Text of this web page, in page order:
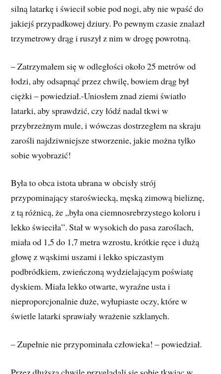
silną latarkę i świecił sobie pod nogi, aby nie wpaść do
jakiejś przypadkowej dziury. Po pewnym czasie znalazł
trzymetrowy drąg i ruszył z nim w drogę powrotną.
– Zatrzymałem się w odległości około 25 metrów od
łodzi, aby odsapnąć przez chwilę, bowiem drąg był
ciężki – powiedział.-Uniosłem znad ziemi światło
latarki, aby sprawdzić, czy łódź nadal tkwi w
przybrzeżnym mule, i wówczas dostrzegłem na skraju
zarośli najdziwniejsze stworzenie, jakie można tylko
sobie wyobrazić!
Była to obca istota ubrana w obcisły strój
przypominający staroświecką, męską zimową bieliznę,
z tą różnicą, że „była ona ciemnosrebrzystego koloru i
lekko świeciła”. Stał w wysokich do pasa zaroślach,
miała od 1,5 do 1,7 metra wzrostu, krótkie ręce i dużą
głowę z wąskimi uszami i lekko spiczastym
podbródkiem, zwieńczoną wydzielającym poświatę
dyskiem. Miała lekko otwarte, wyraźne usta i
nieproporcjonalnie duże, wyłupiaste oczy, które w
świetle latarki sprawiały wrażenie szklanych.
– Zupełnie nie przypominała człowieka! – powiedział.